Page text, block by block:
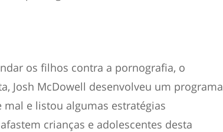
os filhos contra a pornografia, o
Josh McDowell desenvolveu um programa
e listou algumas estratégias
crianças e adolescentes desta